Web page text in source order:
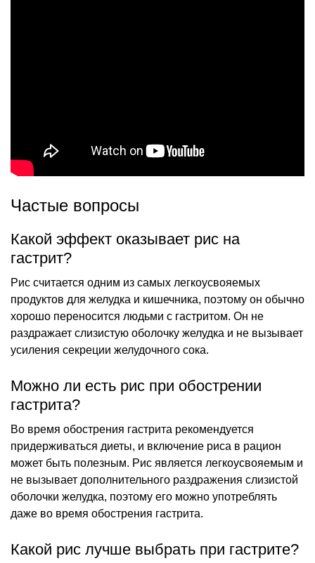
Частые вопросы
Какой эффект оказывает рис на
гастрит?
Рис считается одним из самых легкоусвояемых
продуктов для желудка и кишечника, поэтому он обычно
хорошо переносится людьми с гастритом. Он не
раздражает слизистую оболочку желудка и не вызывает
усиления секреции желудочного сока.
Можно ли есть рис при обострении
гастрита?
Во время обострения гастрита рекомендуется
придерживаться диеты, и включение риса в рацион
может быть полезным. Рис является легкоусвояемым и
не вызывает дополнительного раздражения слизистой
оболочки желудка, поэтому его можно употреблять
даже во время обострения гастрита.
Какой рис лучше выбрать при гастрите?